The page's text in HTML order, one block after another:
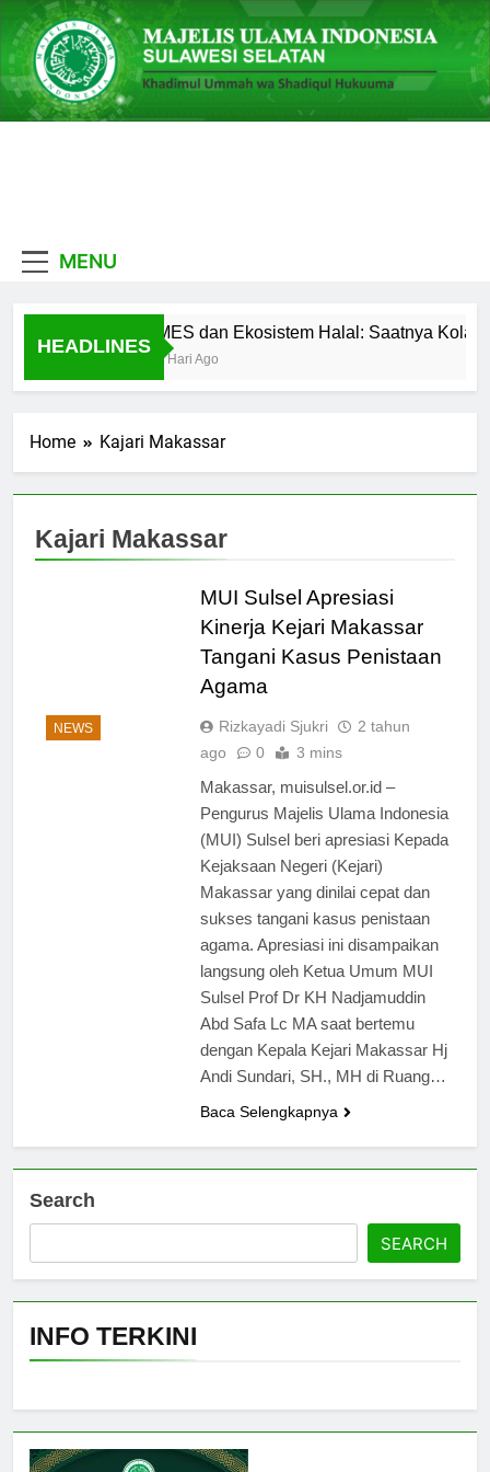
Skip
to
content
MENU
HEADLINES
MES dan Ekosistem Halal: Saatnya
4 Hari Ago
Home Kajari Makassar
Kajari Makassar
NEWS
MUI Sulsel Apresiasi
Kinerja Kejari Makassar
Tangani Kasus Penistaan
Agama
Rizkayadi Sjukri
2 tahun
ago
0 3 mins
Makassar, muisulsel.or.id –
Pengurus Majelis Ulama Indonesia
(MUI) Sulsel beri apresiasi Kepada
Kejaksaan Negeri (Kejari)
Makassar yang dinilai cepat dan
sukses tangani kasus penistaan
agama. Apresiasi ini disampaikan
langsung oleh Ketua Umum MUI
Sulsel Prof Dr KH Nadjamuddin
Abd Safa Lc MA saat bertemu
dengan Kepala Kejari Makassar Hj
Andi Sundari, SH., MH di Ruang…
Baca Selengkapnya
Search
SEARCH
INFO TERKINI
5
Ulama Muda Diminta Tak Gagap
Media Sosial, Dakwah Harus
Hadir di Ruang Digital
Lewat Artikel Ilmiah
NEWS